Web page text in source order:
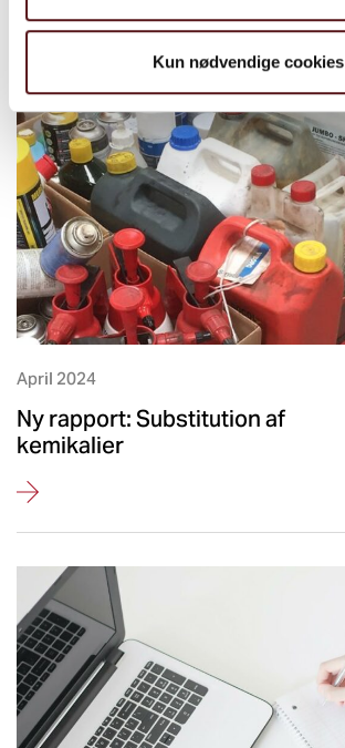
Kun nødvendige cookies
April 2024
Ny rapport: Substitution af
kemikalier